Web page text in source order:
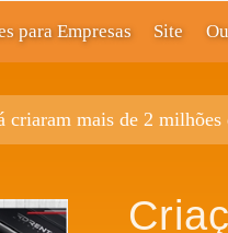
para Empresas Site
mais de 2